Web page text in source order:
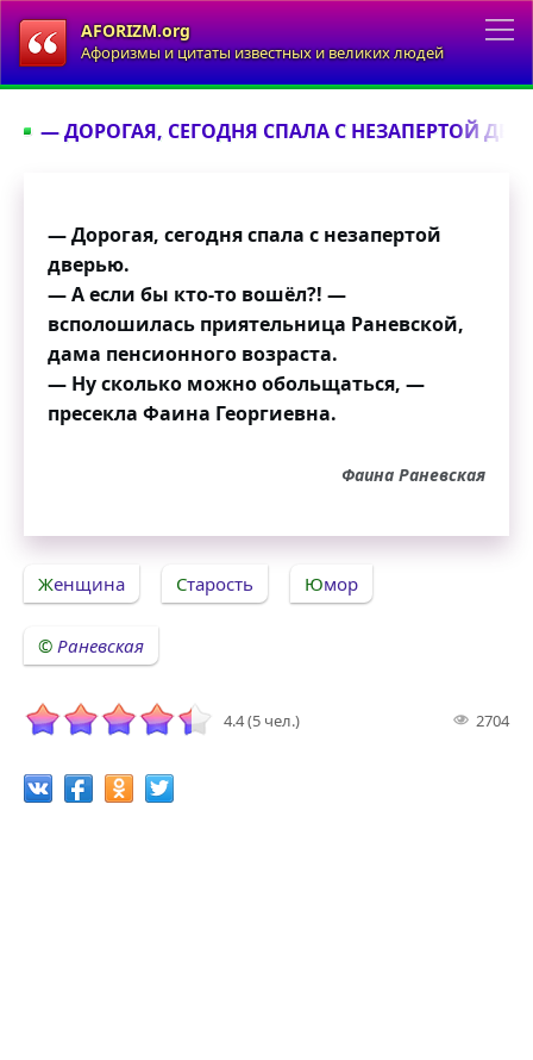
AFORIZM.org
Афоризмы и цитаты известных и великих людей
— ДОРОГАЯ, СЕГОДНЯ СПАЛА С НЕЗАПЕРТОЙ
— Дорогая, сегодня спала с незапертой
дверью.
— А если бы кто-то вошёл?! —
всполошилась приятельница Раневской,
дама пенсионного возраста.
— Ну сколько можно обольщаться, —
пресекла Фаина Георгиевна.
Фаина Раневская
Женщина Старость Юмор
Раневская
4.4 (5 чел.) 2704